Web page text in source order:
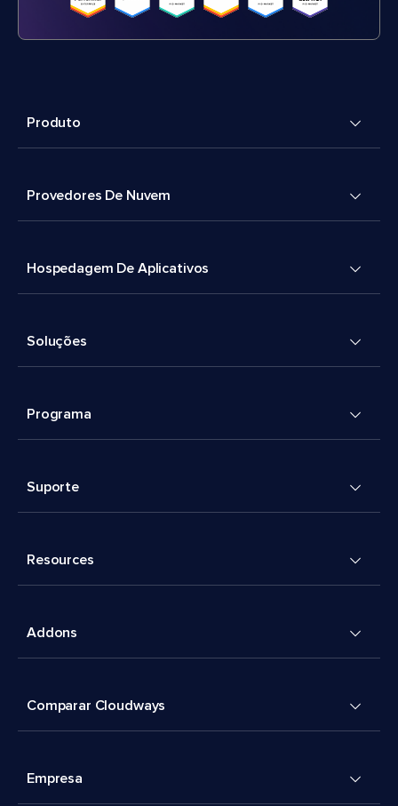
Produto
Provedores De Nuvem
Hospedagem De Aplicativos
Soluções
Programa
Suporte
Resources
Addons
Comparar Cloudways
Empresa